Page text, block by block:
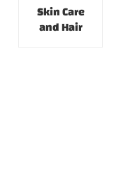
Skin Care
and Hair